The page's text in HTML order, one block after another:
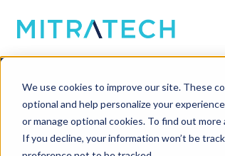
We use cookies to improve our site. These
optional and help personalize your
or manage optional cookies. To find out
If you decline, your information won’t be